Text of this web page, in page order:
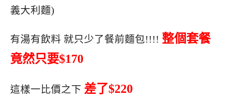
義大利麵)
有湯有飲料 就只少了餐前麵包!!!! 整個套餐
竟然只要$170
這樣一比價之下 差了$220